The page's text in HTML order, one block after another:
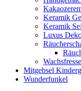
Keramik
Keramik
Luxus
Mitgebsel
Wunderfunkel